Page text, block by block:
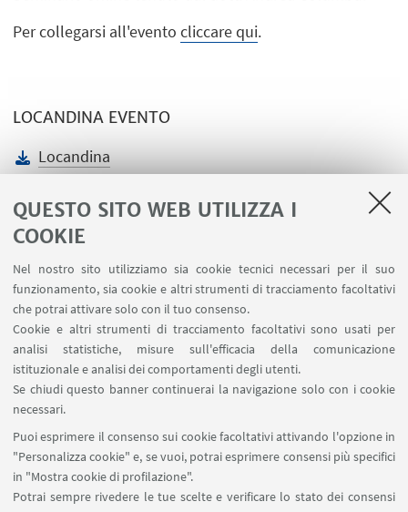
QUESTO SITO WEB UTILIZZA I
COOKIE
Nel nostro sito utilizziamo sia cookie tecnici necessari per il suo
funzionamento, sia cookie e altri strumenti di tracciamento facoltativi
che potrai attivare solo con il tuo consenso.
Cookie e altri strumenti di tracciamento facoltativi sono usati per
analisi statistiche, misure sull'efficacia della comunicazione
istituzionale e analisi dei comportamenti degli utenti.
Se chiudi questo banner continuerai la navigazione solo con i cookie
necessari.
Puoi esprimere il consenso sui cookie facoltativi attivando l'opzione in
"Personalizza cookie" e, se vuoi, potrai esprimere consensi più specifici
in "Mostra cookie di profilazione".
Potrai sempre rivedere le tue scelte e verificare lo stato dei consensi
Per collegarsi all'eventocliccare qui.
LOCANDINA EVENTO
Locandina
[ .pdf 410.17 KB ]
LINK UTILI
Area riservata
Contatti
Prenotazione aule BiGeA
SEGUI UNIBO SU: